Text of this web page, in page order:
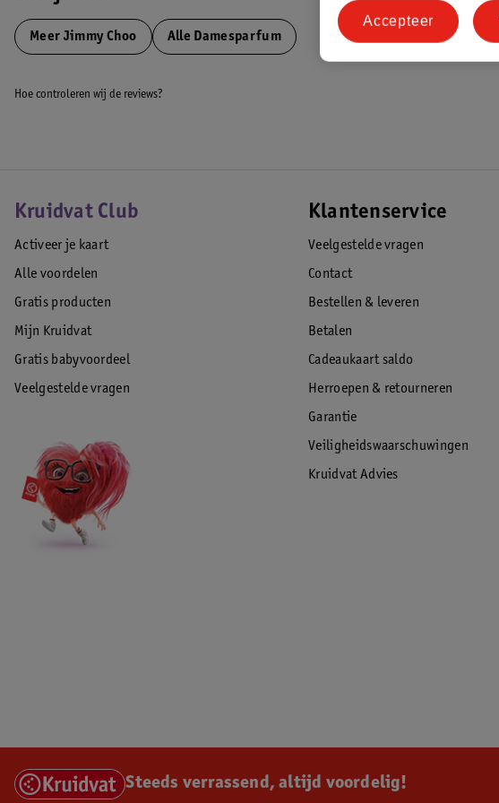
Meer Jimmy Choo Alle Damesparfum
Hoe controleren wij de reviews?
Kruidvat Club
Activeer je kaart
Alle voordelen
Gratis producten
Mijn Kruidvat
Gratis babyvoordeel
Veelgestelde vragen
Klantenservice
Veelgestelde vragen
Contact
Bestellen & leveren
Betalen
Cadeaukaart saldo
Herroepen & retourneren
Garantie
Veiligheidswaarschuwingen
Kruidvat Advies
Steeds verrassend, altijd voordelig!
Accepteer